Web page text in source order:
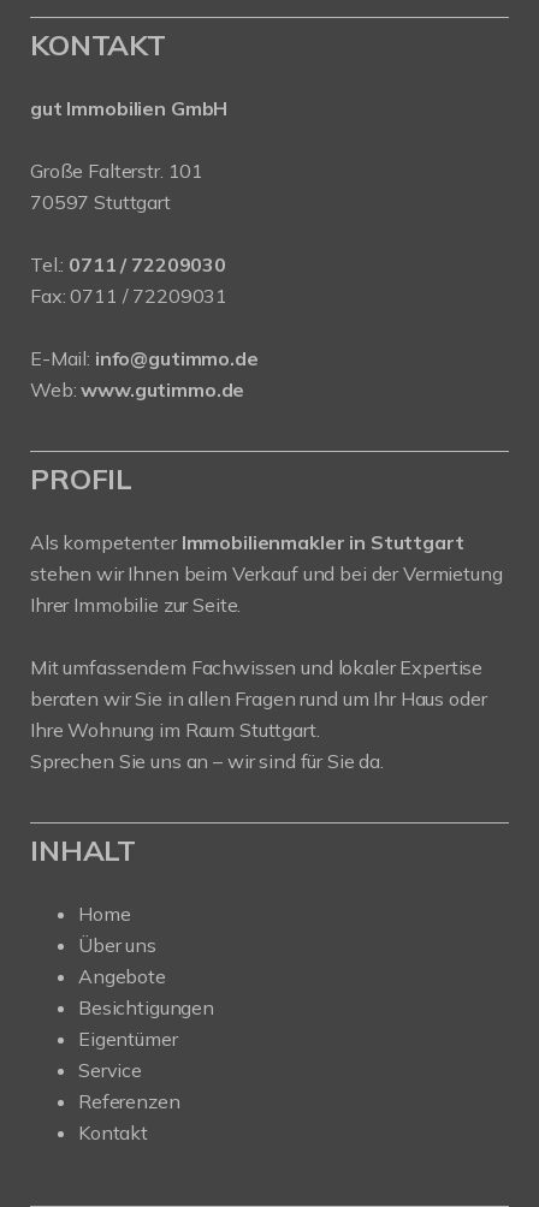
KONTAKT
gut Immobilien GmbH
Große Falterstr. 101
70597 Stuttgart
Tel.: 0711 / 72209030
Fax: 0711 / 72209031
E-Mail: info@gutimmo.de
Web:www.gutimmo.de
PROFIL
Als kompetenter Immobilienmakler in Stuttgart
stehen wir Ihnen beim Verkauf und bei der Vermietung
Ihrer Immobilie zur Seite.
Mit umfassendem Fachwissen und lokaler Expertise
beraten wir Sie in allen Fragen rund um Ihr Haus oder
Ihre Wohnung im Raum Stuttgart.
Sprechen Sie uns an – wir sind für Sie da.
INHALT
Home
Über uns
Angebote
Besichtigungen
Eigentümer
Service
Referenzen
Kontakt